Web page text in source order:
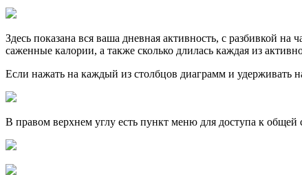
Здесь показана вся ваша дневная активность, с разбивкой
саженные калории, а также сколько длилась каждая из
Если нажать на каждый из столбцов диаграмм и удерживать
В правом верхнем углу есть пункт меню для доступа к общей